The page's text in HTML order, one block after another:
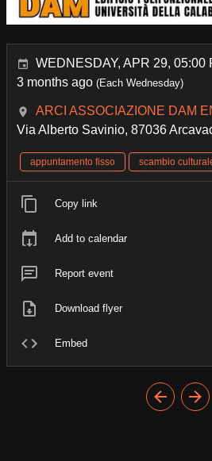
WEDNESDAY, APR 29, 05:00
3 months ago (Each Wednesday)
ARCI ASSOCIAZIONE DAM
Via Alberto Savinio, 87036
appuntamento fisso scambio
Copy link
Add to calendar
Report event
Download flyer
Embed